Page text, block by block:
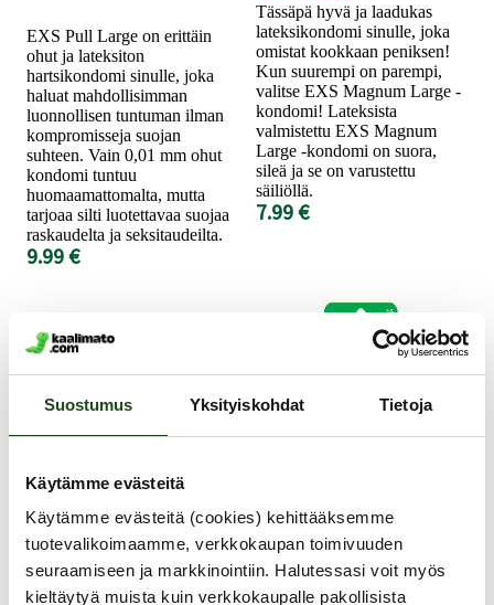
Suostumus Yksityiskohdat Tietoja
Käytämme evästeitä
Käytämme evästeitä (cookies) kehittääksemme
tuotevalikoimaamme, verkkokaupan toimivuuden
seuraamiseen ja markkinointiin. Halutessasi voit myös
kieltäytyä muista kuin verkkokaupalle pakollisista
EXS Pull Large on erittäin
ohut ja lateksiton
hartsikondomi sinulle, joka
haluat mahdollisimman
luonnollisen tuntuman ilman
kompromisseja suojan
suhteen. Vain 0,01 mm ohut
kondomi tuntuu
huomaamattomalta, mutta
tarjoaa silti luotettavaa suojaa
raskaudelta ja seksitaudeilta.
9.99 €
Tässäpä hyvä ja laadukas
lateksikondomi sinulle, joka
omistat kookkaan peniksen!
Kun suurempi on parempi,
valitse EXS Magnum Large -
kondomi! Lateksista
valmistettu EXS Magnum
Large -kondomi on suora,
sileä ja se on varustettu
säiliöllä.
7.99 €
EXS
Mixed Flavoured -
Makukondomi 12 kpl
Tunto
Kookas XL -
Kondomi, 15 kpl